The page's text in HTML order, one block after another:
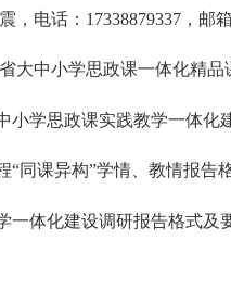
电话：17338879337，邮箱
中小学思政课一体化精品
思政课实践教学一体化
课异构”学情、教情报告
化建设调研报告格式及